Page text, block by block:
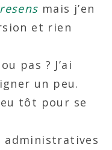
mais j’en
et rien
pas ? J’ai
un peu.
tôt pour se
administratives